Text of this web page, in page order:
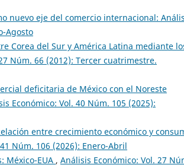
nuevo eje del comercio internacional:
Agosto
Corea del Sur y América Latina mediante
Núm. 66 (2012): Tercer cuatrimestre.
deficitaria de México con el Noreste
Económico: Vol. 40 Núm. 105 (2025):
entre crecimiento económico y
Núm. 106 (2026): Enero-Abril
México-EUA , Análisis Económico: Vol. 27